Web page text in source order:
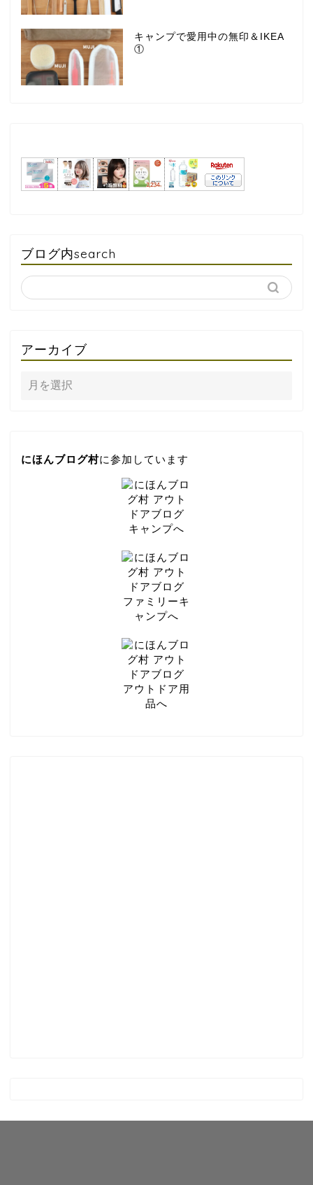
キャンプで愛用中の無印＆IKEA
①
ブログ内search
アーカイブ
にほんブログ村に参加しています